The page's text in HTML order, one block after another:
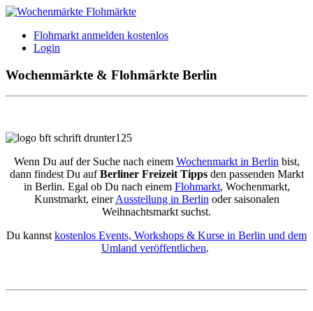
Flohmarkt anmelden kostenlos
Login
Wochenmärkte & Flohmärkte Berlin
Wenn Du auf der Suche nach einem Wochenmarkt in Berlinbist,
dann findest Du aufBerliner Freizeit Tippsden passenden Markt
in Berlin. Egal ob Du nach einem Flohmarkt, Wochenmarkt,
Kunstmarkt, einerAusstellung in Berlinoder saisonalen
Weihnachtsmarkt suchst.
Du kannstkostenlos Events, Workshops & Kurse in Berlin und dem
Umland veröffentlichen.